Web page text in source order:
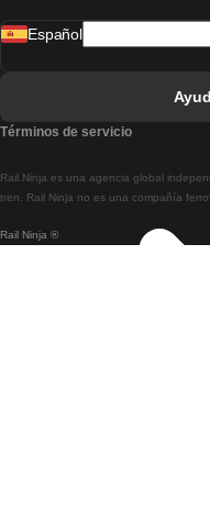
Tren
Tren
Rail Ninja ®
Rail.Ninja es una agencia global
tren. Rail Ninja no es una compañía
Español
Términos de servicio